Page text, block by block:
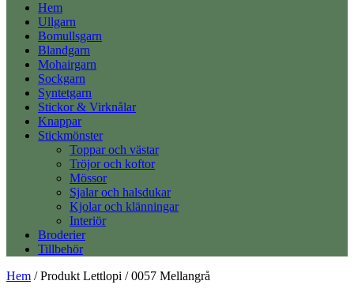
Hem
Ullgarn
Bomullsgarn
Blandgarn
Mohairgarn
Sockgarn
Syntetgarn
Stickor & Virknålar
Knappar
Stickmönster
Toppar och västar
Tröjor och koftor
Mössor
Sjalar och halsdukar
Kjolar och klänningar
Interiör
Broderier
Tillbehör
Hem / Produkt Lettlopi / 0057 Mellangrå